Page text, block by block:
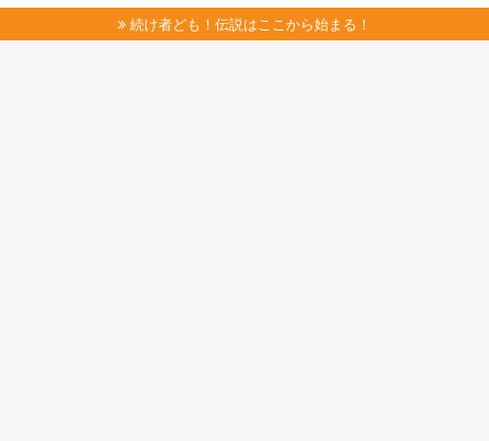
続け者ども！伝説はここから始まる！